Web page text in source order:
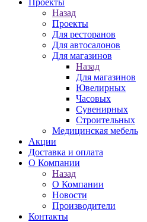
Проекты
Назад
Проекты
Для ресторанов
Для автосалонов
Для магазинов
Назад
Для магазинов
Ювелирных
Часовых
Сувенирных
Строительных
Медицинская мебель
Акции
Доставка и оплата
О Компании
Назад
О Компании
Новости
Производители
Контакты